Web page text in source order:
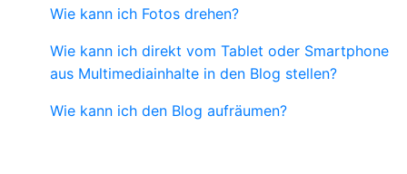
Wie kann ich Fotos drehen?
Wie kann ich direkt vom Tablet oder Smartphone
aus Multimediainhalte in den Blog stellen?
Wie kann ich den Blog aufräumen?